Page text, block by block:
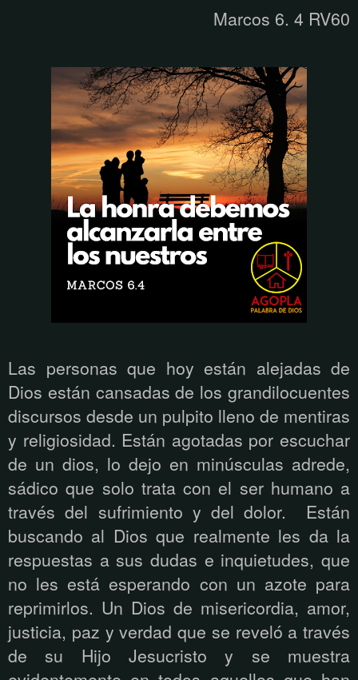
Marcos 6. 4 RV60
Las personas que hoy están alejadas de
Dios están cansadas de los grandilocuentes
discursos desde un pulpito lleno de mentiras
y religiosidad. Están agotadas por escuchar
de un dios, lo dejo en minúsculas adrede,
sádico que solo trata con el ser humano a
través del sufrimiento y del dolor.
Están
buscando al Dios que realmente les da la
respuestas a sus dudas e inquietudes, que
no les está esperando con un azote para
reprimirlos. Un Dios de misericordia, amor,
justicia, paz y verdad que se reveló a través
de su Hijo Jesucristo y se muestra